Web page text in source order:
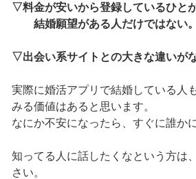
▽料金が安いから登録しているひと
結婚願望がある人だけではない。
▽出会い系サイトとの大きな違いがな
実際に婚活アプリで結婚している人
みる価値はあると思います。
なにか不安になったら、すぐに誰か
知ってる人に話したくなという方は
さい。